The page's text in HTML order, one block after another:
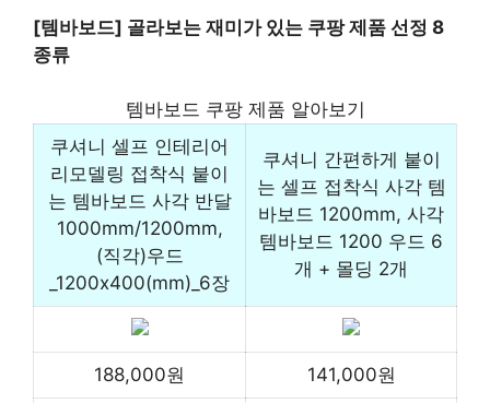
[템바보드] 골라보는 재미가 있는 쿠팡 제품 선정 8
종류
템바보드 쿠팡 제품 알아보기
쿠셔니 셀프 인테리어
리모델링 접착식 붙이
는 템바보드 사각 반달
1000mm/1200mm,
(직각)우드
_1200x400(mm)_6장
쿠셔니 간편하게 붙이
는 셀프 접착식 사각 템
바보드 1200mm, 사각
템바보드 1200 우드 6
개 + 몰딩 2개
188,000원 141,000원